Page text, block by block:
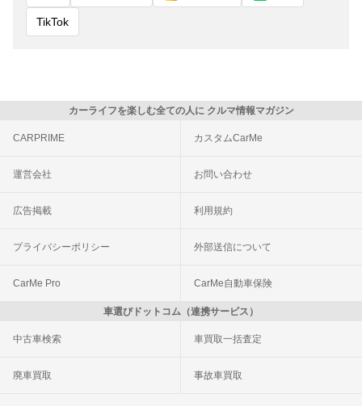
TikTok
カーライフを楽しむ全ての人に クルマ情報マガジン
CARPRIME カスタムCarMe
運営会社 お問い合わせ
広告掲載 利用規約
プライバシーポリシー 外部送信について
CarMe Pro CarMe自動車保険
車選びドットコム（連携サービス）
中古車検索 車買取一括査定
廃車買取 事故車買取